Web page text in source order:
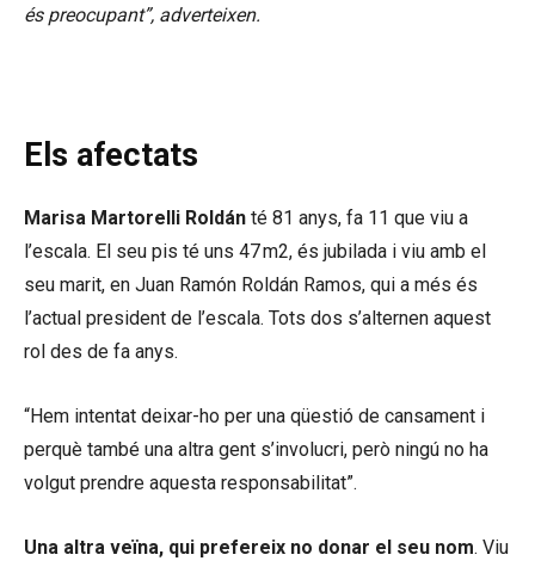
és preocupant”, adverteixen.
Els afectats
Marisa Martorelli Roldán té 81 anys, fa 11 que viu a
l’escala. El seu pis té uns 47 m2, és jubilada i viu amb el
seu marit, en Juan Ramón Roldán Ramos, qui a més és
l’actual president de l’escala. Tots dos s’alternen aquest
rol des de fa anys.
“Hem intentat deixar-ho per una qüestió de cansament i
perquè també una altra gent s’involucri, però ningú no ha
volgut prendre aquesta responsabilitat”.
Una altra veïna, qui prefereix no donar el seu nom. Viu